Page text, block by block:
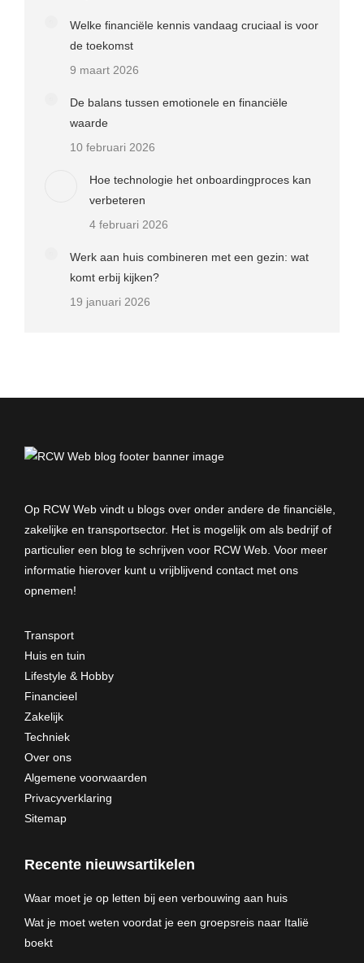
Welke financiële kennis vandaag cruciaal is voor
de toekomst
9 maart 2026
De balans tussen emotionele en financiële
waarde
10 februari 2026
Hoe technologie het onboardingproces kan
verbeteren
4 februari 2026
Werk aan huis combineren met een gezin: wat
komt erbij kijken?
19 januari 2026
Op RCW Web vindt u blogs over onder andere de financiële,
zakelijke en transportsector. Het is mogelijk om als bedrijf of
particulier een blog te schrijven voor RCW Web. Voor meer
informatie hierover kunt u vrijblijvend contact met ons
opnemen!
Transport
Huis en tuin
Lifestyle & Hobby
Financieel
Zakelijk
Techniek
Over ons
Algemene voorwaarden
Privacyverklaring
Sitemap
Recente nieuwsartikelen
Waar moet je op letten bij een verbouwing aan huis
Wat je moet weten voordat je een groepsreis naar Italië
boekt